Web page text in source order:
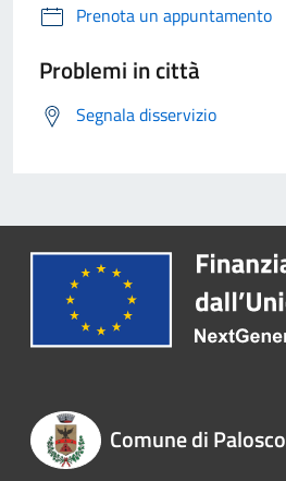
Prenota un appuntamento
Problemi in città
Segnala disservizio
Comune di Palosco